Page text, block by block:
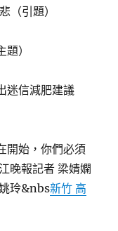
（引題）
）
迷信減肥建議
開始，你們必須
晚報記者 梁婧嫻
玲&nbs新竹 高